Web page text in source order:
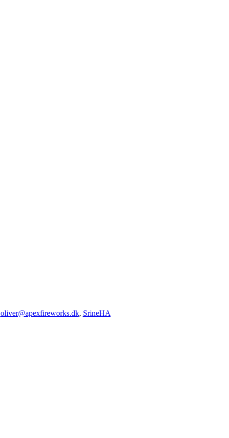
oliver@apexfireworks.dk, SrineHA